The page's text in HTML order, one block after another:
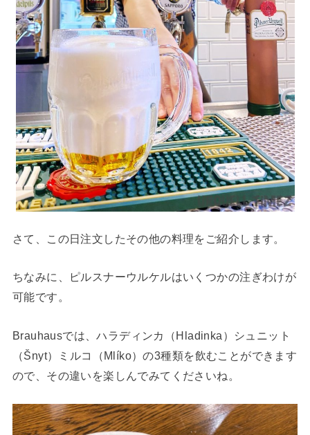
さて、この日注文したその他の料理をご紹介します。
ちなみに、ピルスナーウルケルはいくつかの注ぎわけが
可能です。
Brauhausでは、ハラディンカ（Hladinka）シュニット
（Šnyt）ミルコ（Mlíko）の3種類を飲むことができます
ので、その違いを楽しんでみてくださいね。